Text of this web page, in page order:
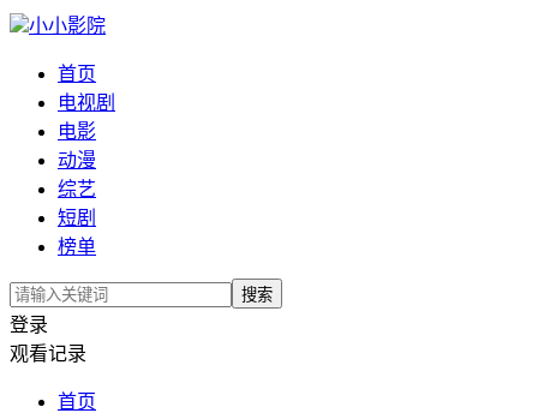
小小影院
首页
电视剧
电影
动漫
综艺
短剧
榜单
搜索
登录
观看记录
首页